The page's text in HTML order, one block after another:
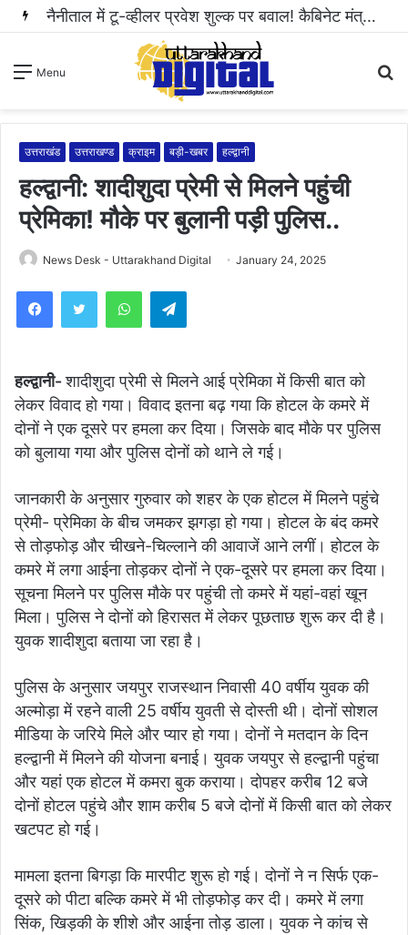
नैनीताल में टू-व्हीलर प्रवेश शुल्क पर बवाल! कैबिनेट मंत्री राम सिंह कैड़ा ने रुकवाई वसूली..
Menu
उत्तराखंड उत्तराखण्ड क्राइम बड़ी-खबर हल्द्वानी
हल्द्वानी: शादीशुदा प्रेमी से मिलने पहुंची
प्रेमिका! मौके पर बुलानी पड़ी पुलिस..
News Desk - Uttarakhand Digital January 24, 2025
WhatsAppTelegram
हल्द्वानी-शादीशुदा प्रेमी से मिलने आई प्रेमिका में किसी बात को
लेकर विवाद हो गया। विवाद इतना बढ़ गया कि होटल के कमरे में
दोनों ने एक दूसरे पर हमला कर दिया। जिसके बाद मौके पर पुलिस
को बुलाया गया और पुलिस दोनों को थाने ले गई।
जानकारी के अनुसार गुरुवार को शहर के एक होटल में मिलने पहुंचे
प्रेमी- प्रेमिका के बीच जमकर झगड़ा हो गया। होटल के बंद कमरे
से तोड़फोड़ और चीखने-चिल्लाने की आवाजें आने लगीं। होटल के
कमरे में लगा आईना तोड़कर दोनों ने एक-दूसरे पर हमला कर दिया।
सूचना मिलने पर पुलिस मौके पर पहुंची तो कमरे में यहां-वहां खून
मिला। पुलिस ने दोनों को हिरासत में लेकर पूछताछ शुरू कर दी है।
युवक शादीशुदा बताया जा रहा है।
पुलिस के अनुसार जयपुर राजस्थान निवासी 40 वर्षीय युवक की
अल्मोड़ा में रहने वाली 25 वर्षीय युवती से दोस्ती थी। दोनों सोशल
मीडिया के जरिये मिले और प्यार हो गया। दोनों ने मतदान के दिन
हल्द्वानी में मिलने की योजना बनाई। युवक जयपुर से हल्द्वानी पहुंचा
और यहां एक होटल में कमरा बुक कराया। दोपहर करीब 12 बजे
दोनों होटल पहुंचे और शाम करीब 5 बजे दोनों में किसी बात को लेकर
खटपट हो गई।
मामला इतना बिगड़ा कि मारपीट शुरू हो गई। दोनों ने न सिर्फ एक-
दूसरे को पीटा बल्कि कमरे में भी तोड़फोड़ कर दी। कमरे में लगा
सिंक, खिड़की के शीशे और आईना तोड़ डाला। युवक ने कांच से